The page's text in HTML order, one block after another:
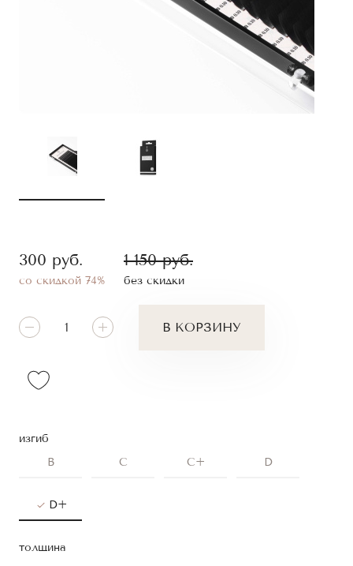
изгиб
B
C C+ D
D+
толщина
300 руб.
со скидкой 74%
1 150руб.
без скидки
В КОРЗИНУ